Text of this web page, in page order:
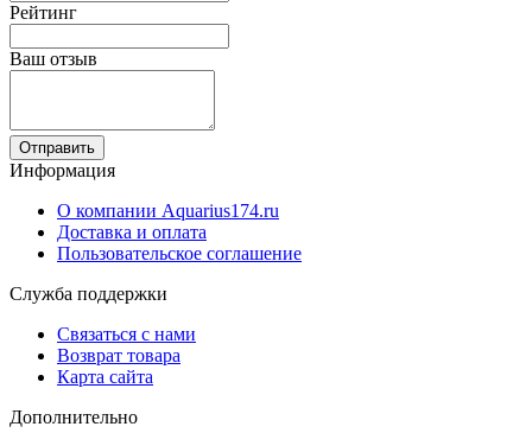
Рейтинг
Ваш отзыв
Отправить
Информация
О компании Aquarius174.ru
Доставка и оплата
Пользовательское соглашение
Служба поддержки
Связаться с нами
Возврат товара
Карта сайта
Дополнительно